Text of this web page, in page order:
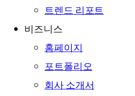
트렌드 리포트
비즈니스
홈페이지
포트폴리오
회사 소개서